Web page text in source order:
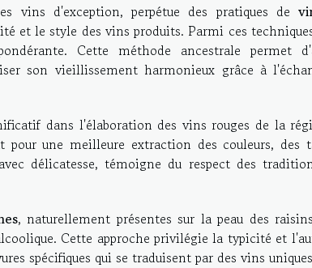
vins d'exception, perpétue des pratiques de
et le style des vins produits. Parmi ces
Cette méthode ancestrale permet
son vieillissement harmonieux grâce à
dans l'élaboration des vins rouges de la
pour une meilleure extraction des couleurs, des
délicatesse, témoigne du respect des
, naturellement présentes sur la peau des
Cette approche privilégie la typicité et
spécifiques qui se traduisent par des vins